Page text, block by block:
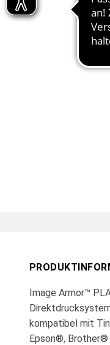
Image Armor™
kompatibel mit
Epson®,